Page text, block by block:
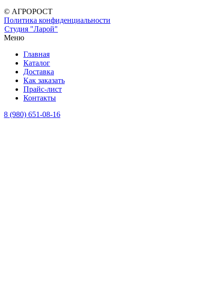
© АГРОРОСТ
Политика конфиденциальности
Студия "Ларой"
Меню
Главная
Каталог
Доставка
Как заказать
Прайс-лист
Контакты
8 (980) 651-08-16